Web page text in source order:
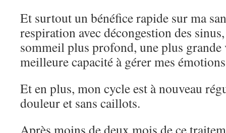
Et surtout un bénéfice rapide sur ma
respiration avec décongestion des
sommeil plus profond, une plus
meilleure capacité à gérer mes
Et en plus, mon cycle est à nouveau
douleur et sans caillots.
Après moins de deux mois de ce